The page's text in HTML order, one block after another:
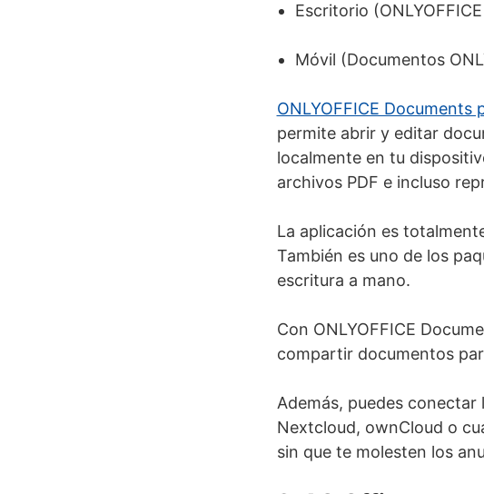
Escritorio
Móvil (Documentos
ONLYOFFICE Documents
permite abrir y editar
localmente en tu
archivos PDF e incluso
La aplicación es
También es uno de los
escritura a mano.
Con ONLYOFFICE
compartir documentos
Además, puedes
Nextcloud, ownCloud o
sin que te molesten los